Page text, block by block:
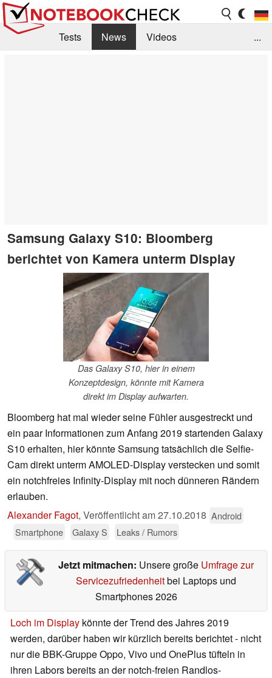
Tests News
Videos
...
Samsung Galaxy S10: Bloomberg
berichtet von Kamera unterm Display
Das Galaxy S10, hier in einem
Konzeptdesign, könnte mit Kamera
direkt im Display aufwarten.
Bloomberg hat mal wieder seine Fühler ausgestreckt und
ein paar Informationen zum Anfang 2019 startenden Galaxy
S10 erhalten, hier könnte Samsung tatsächlich die Selfie-
Cam direkt unterm AMOLED-Display verstecken und somit
ein notchfreies Infinity-Display mit noch dünneren Rändern
erlauben.
Alexander Fagot, Veröffentlicht am27.10.2018 Android
Smartphone
Galaxy S Leaks / Rumors
Jetzt mitmachen: Unsere große Umfrage zur
Servicezufriedenheitbei Laptops und
Smartphones 2026
Loch im Display könnte der Trend des Jahres 2019
werden, darüber haben wir kürzlich bereits berichtet - nicht
nur die BBK-Gruppe Oppo, Vivo und OnePlus tüfteln in
ihren Labors bereits an der notch-freien Randlos-